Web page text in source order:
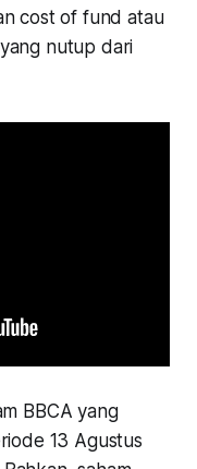
cost of fund atau
nutup dari
BBCA yang
13 Agustus